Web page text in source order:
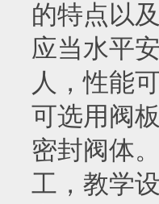
的特点以
应当水平
人，性能
可选用阀
密封阀体
工，教学